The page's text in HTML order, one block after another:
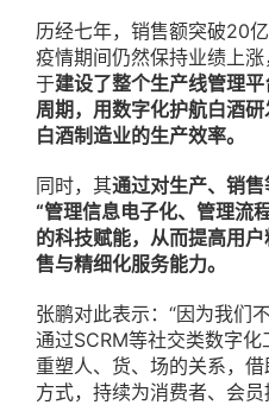
历经七年，销售额突破20
疫情期间仍然保持业绩上
于建设了整个生产线管理
周期，用数字化护航白酒
白酒制造业的生产效率。
同时，其通过对生产、销
“管理信息电子化、管理流
的科技赋能，从而提高用
售与精细化服务能力。
张鹏对此表示：“因为我们
通过SCRM等社交类数字化
重塑人、货、场的关系，
方式，持续为消费者、会员